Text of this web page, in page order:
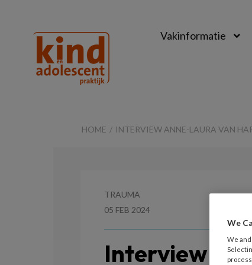
&
Vakinformatie
HOME INTERVIEW ANNE-LAURA VAN
TRAUMA
05 FEB 2024
Interview
We
We